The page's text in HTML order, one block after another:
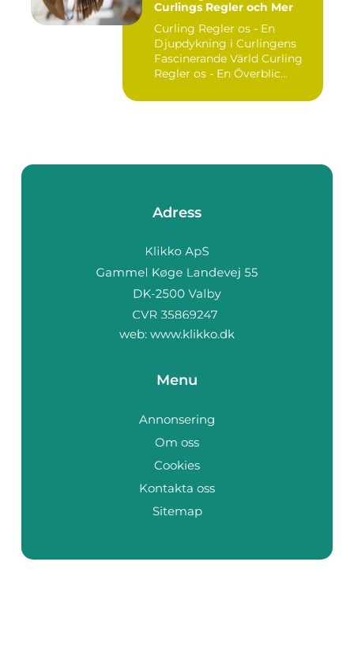
Curlings Regler och Mer
Curling Regler os - En
Djupdykning i Curlingens
Fascinerande Värld Curling
Regler os - En Överblic...
Adress
web: www.klikko.dk
Menu
Annonsering
Om oss
Cookies
Kontakta oss
Sitemap